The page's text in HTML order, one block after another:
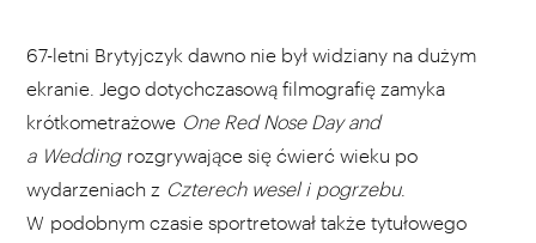
67-letni Brytyjczyk dawno nie był widziany na dużym
ekranie. Jego dotychczasową filmografię zamyka
krótkometrażowe One Red Nose Day and
a Wedding rozgrywające się ćwierć wieku po
wydarzeniach z Czterech wesel i pogrzebu.
W podobnym czasie sportretował także tytułowego